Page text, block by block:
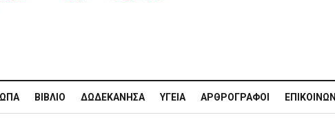
ΒΙΒΛΊΟ ΔΩΔΕΚΆΝΗΣΑ ΥΓΕΊΑ ΑΡΘΡΟΓΡΆΦΟΙ